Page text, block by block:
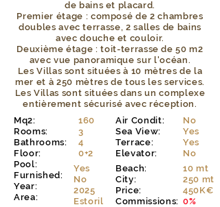
de bains et placard.
Premier étage : composé de 2 chambres
doubles avec terrasse, 2 salles de bains
avec douche et couloir.
Deuxième étage : toit-terrasse de 50 m2
avec vue panoramique sur l'océan.
Les Villas sont situées à 10 mètres de la
mer et à 250 mètres de tous les services.
Les Villas sont situées dans un complexe
entièrement sécurisé avec réception.
Mq2:
Rooms:
Bathrooms:
Floor:
160
3
4
0+2
Air Condit:
Sea View:
Terrace:
Elevator:
No
Yes
Yes
No
Pool:
Furnished:
Year:
Area:
Yes
No
2025
Estoril
Beach:
City:
Price:
Commissions:
10 mt
250 mt
450K€
0%